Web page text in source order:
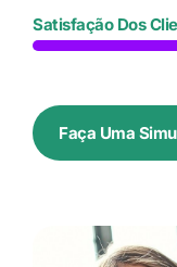
Satisfação Dos
Faça Uma